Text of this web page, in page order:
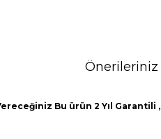
Önerileriniz
Bu ürün 2 Yıl Garantili